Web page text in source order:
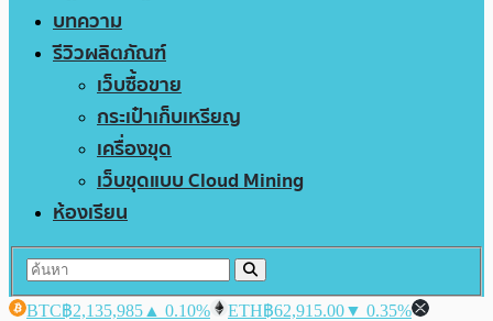
บทความ
รีวิวผลิตภัณฑ์
เว็บซื้อขาย
กระเป๋าเก็บเหรียญ
เครื่องขุด
เว็บขุดแบบ Cloud Mining
ห้องเรียน
BTC฿2,135,985 ▲ 0.10% ETH฿62,915.00▼ 0.35%